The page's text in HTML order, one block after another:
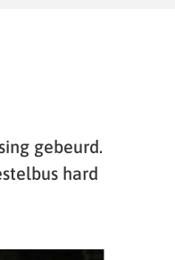
gebeurd.
hard